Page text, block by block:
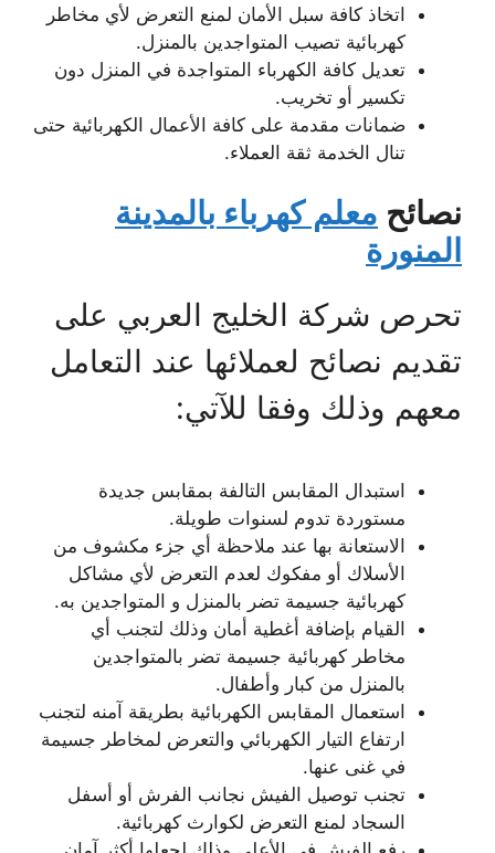
اتخاذ كافة سبل الأمان لمنع التعرض لأي مخاطر
كهربائية تصيب المتواجدين بالمنزل.
تعديل كافة الكهرباء المتواجدة في المنزل دون
تكسير أو تخريب.
ضمانات مقدمة على كافة الأعمال الكهربائية حتى
تنال الخدمة ثقة العملاء.
نصائح معلم كهرباء بالمدينة
المنورة
تحرص شركة الخليج العربي على
تقديم نصائح لعملائها عند التعامل
معهم وذلك وفقا للآتي:
استبدال المقابس التالفة بمقابس جديدة
مستوردة تدوم لسنوات طويلة.
الاستعانة بها عند ملاحظة أي جزء مكشوف من
الأسلاك أو مفكوك لعدم التعرض لأي مشاكل
كهربائية جسيمة تضر بالمنزل و المتواجدين به.
القيام بإضافة أغطية أمان وذلك لتجنب أي
مخاطر كهربائية جسيمة تضر بالمتواجدين
بالمنزل من كبار وأطفال.
استعمال المقابس الكهربائية بطريقة آمنه لتجنب
ارتفاع التيار الكهربائي والتعرض لمخاطر جسيمة
في غنى عنها.
تجنب توصيل الفيش نجانب الفرش أو أسفل
السجاد لمنع التعرض لكوارث كهربائية.